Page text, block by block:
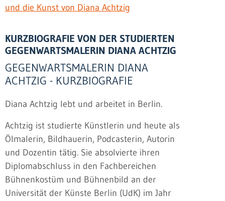
und die Kunst von Diana Achtzig
KURZBIOGRAFIE VON DER STUDIERTEN
GEGENWARTSMALERIN DIANA ACHTZIG
GEGENWARTSMALERIN DIANA
ACHTZIG - KURZBIOGRAFIE
Diana Achtzig lebt und arbeitet in Berlin.
Achtzig ist studierte Künstlerin und heute als
Ölmalerin, Bildhauerin, Podcasterin, Autorin
und Dozentin tätig. Sie absolvierte ihren
Diplomabschluss in den Fachbereichen
Bühnenkostüm und Bühnenbild an der
Universität der Künste Berlin (UdK) im Jahr